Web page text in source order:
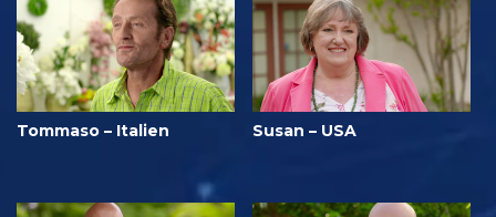
Tommaso – Italien Susan – USA